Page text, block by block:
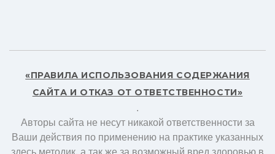
«ПРАВИЛА ИСПОЛЬЗОВАНИЯ СОДЕРЖАНИЯ
САЙТА И ОТКАЗ ОТ ОТВЕТСТВЕННОСТИ»
.
Авторы сайта не несут никакой ответственности за
Ваши действия по применению на практике указанных